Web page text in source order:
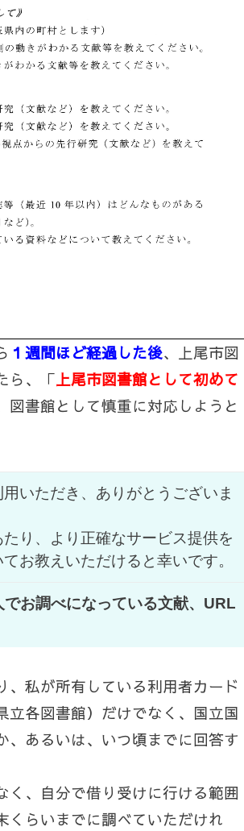
１週間ほど経過した後、上尾市図
ら、「上尾市図書館として初めて
図書館として慎重に対応しようと
いただき、ありがとうございま
り、より正確なサービス提供を
お教えいただけると幸いです。
お調べになっている文献、 URL
、私が所有している利用者カード
立各図書館）だけでなく、国立国
あるいは、いつ頃までに回答す
く、自分で借り受けに行ける範囲
くらいまでに調べていただけれ